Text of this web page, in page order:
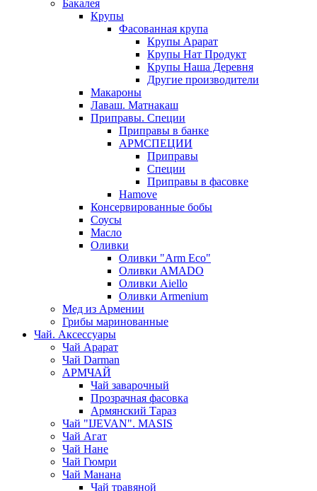
Бакалея
Крупы
Фасованная крупа
Крупы Арарат
Крупы Нат Продукт
Крупы Наша Деревня
Другие производители
Макароны
Лаваш. Матнакаш
Приправы. Специи
Приправы в банке
АРМСПЕЦИИ
Приправы
Специи
Приправы в фасовке
Hamove
Консервированные бобы
Соусы
Масло
Оливки
Оливки "Arm Eco"
Оливки AMADO
Оливки Aiello
Оливки Armenium
Мед из Армении
Грибы маринованные
Чай. Аксессуары
Чай Арарат
Чай Darman
АРМЧАЙ
Чай заварочный
Прозрачная фасовка
Армянский Тараз
Чай "IJEVAN". MASIS
Чай Агат
Чай Нане
Чай Гюмри
Чай Манана
Чай травяной